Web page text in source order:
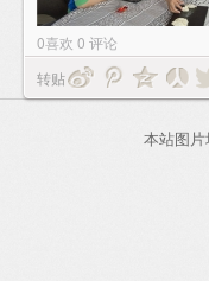
0喜欢 0 评论
转贴
本站图片